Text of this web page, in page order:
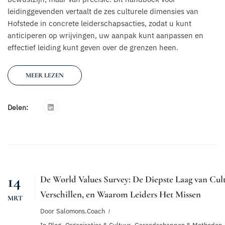
leidinggevenden vertaalt de zes culturele dimensies van
Hofstede in concrete leiderschapsacties, zodat u kunt
anticiperen op wrijvingen, uw aanpak kunt aanpassen en
effectief leiding kunt geven over de grenzen heen.
MEER LEZEN
Delen:
14
MRT
De World Values Survey: De Diepste Laag van
Verschillen, en Waarom Leiders Het Missen
Door Salomons.coach